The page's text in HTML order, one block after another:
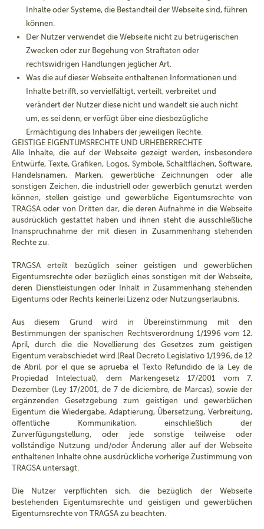
Inhalte oder Systeme, die Bestandteil der Webseite sind, führen
können.
Der Nutzer verwendet die Webseite nicht zu betrügerischen
Zwecken oder zur Begehung von Straftaten oder
rechtswidrigen Handlungen jeglicher Art.
Was die auf dieser Webseite enthaltenen Informationen und
Inhalte betrifft, so vervielfältigt, verteilt, verbreitet und
verändert der Nutzer diese nicht und wandelt sie auch nicht
um, es sei denn, er verfügt über eine diesbezügliche
Ermächtigung des Inhabers der jeweiligen Rechte.
GEISTIGE EIGENTUMSRECHTE UND URHEBERRECHTE
Alle Inhalte, die auf der Webseite gezeigt werden, insbesondere
Entwürfe, Texte, Grafiken, Logos, Symbole, Schaltflächen, Software,
Handelsnamen, Marken, gewerbliche Zeichnungen oder alle
sonstigen Zeichen, die industriell oder gewerblich genutzt werden
können, stellen geistige und gewerbliche Eigentumsrechte von
TRAGSA oder von Dritten dar, die deren Aufnahme in die Webseite
ausdrücklich gestattet haben und ihnen steht die ausschließliche
Inanspruchnahme der mit diesen in Zusammenhang stehenden
Rechte zu.
TRAGSA erteilt bezüglich seiner geistigen und gewerblichen
Eigentumsrechte oder bezüglich eines sonstigen mit der Webseite,
deren Dienstleistungen oder Inhalt in Zusammenhang stehenden
Eigentums oder Rechts keinerlei Lizenz oder Nutzungserlaubnis.
Aus diesem Grund wird in Übereinstimmung mit den
Bestimmungen der spanischen Rechtsverordnung 1/1996 vom 12.
April, durch die die Novellierung des Gesetzes zum geistigen
Eigentum verabschiedet wird (Real Decreto Legislativo 1/1996, de 12
de Abril, por el que se aprueba el Texto Refundido de la Ley de
Propiedad Intelectual), dem Markengesetz 17/2001 vom 7.
Dezember (Ley 17/2001, de 7 de diciembre, de Marcas), sowie der
ergänzenden Gesetzgebung zum geistigen und gewerblichen
Eigentum die Wiedergabe, Adaptierung, Übersetzung, Verbreitung,
öffentliche Kommunikation, einschließlich der
Zurverfügungstellung, oder jede sonstige teilweise oder
vollständige Nutzung und/oder Änderung aller auf der Webseite
enthaltenen Inhalte ohne ausdrückliche vorherige Zustimmung von
TRAGSA untersagt.
Die Nutzer verpflichten sich, die bezüglich der Webseite
bestehenden Eigentumsrechte und geistigen und gewerblichen
Eigentumsrechte von TRAGSA zu beachten.